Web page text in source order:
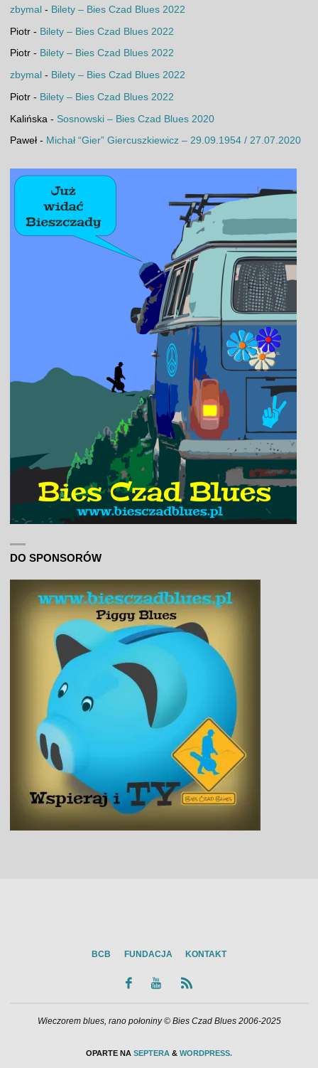
zbymal - Bilety – Bies Czad Blues 2022
Piotr- Bilety – Bies Czad Blues 2022
Piotr- Bilety – Bies Czad Blues 2022
zbymal - Bilety – Bies Czad Blues 2022
Piotr- Bilety – Bies Czad Blues 2022
Kalińska - Sosnowski – Bies Czad Blues 2020
Paweł- Michał “Gier” Giercuszkiewicz – 29.09.1954 / 27.07.2020
DO SPONSORÓW
BCB FUNDACJA KONTAKT
Wieczorem blues, rano połoniny © Bies Czad Blues 2006-2025
OPARTE NA SEPTERA & WORDPRESS.